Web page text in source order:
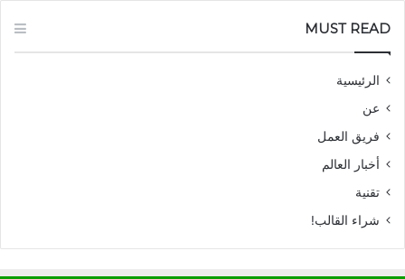
MUST READ
الرئيسية
عن
فريق العمل
أخبار العالم
تقنية
شراء القالب!